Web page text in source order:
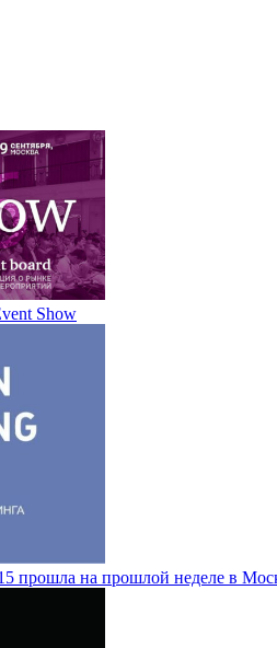
Show
прошла на прошлой неделе в